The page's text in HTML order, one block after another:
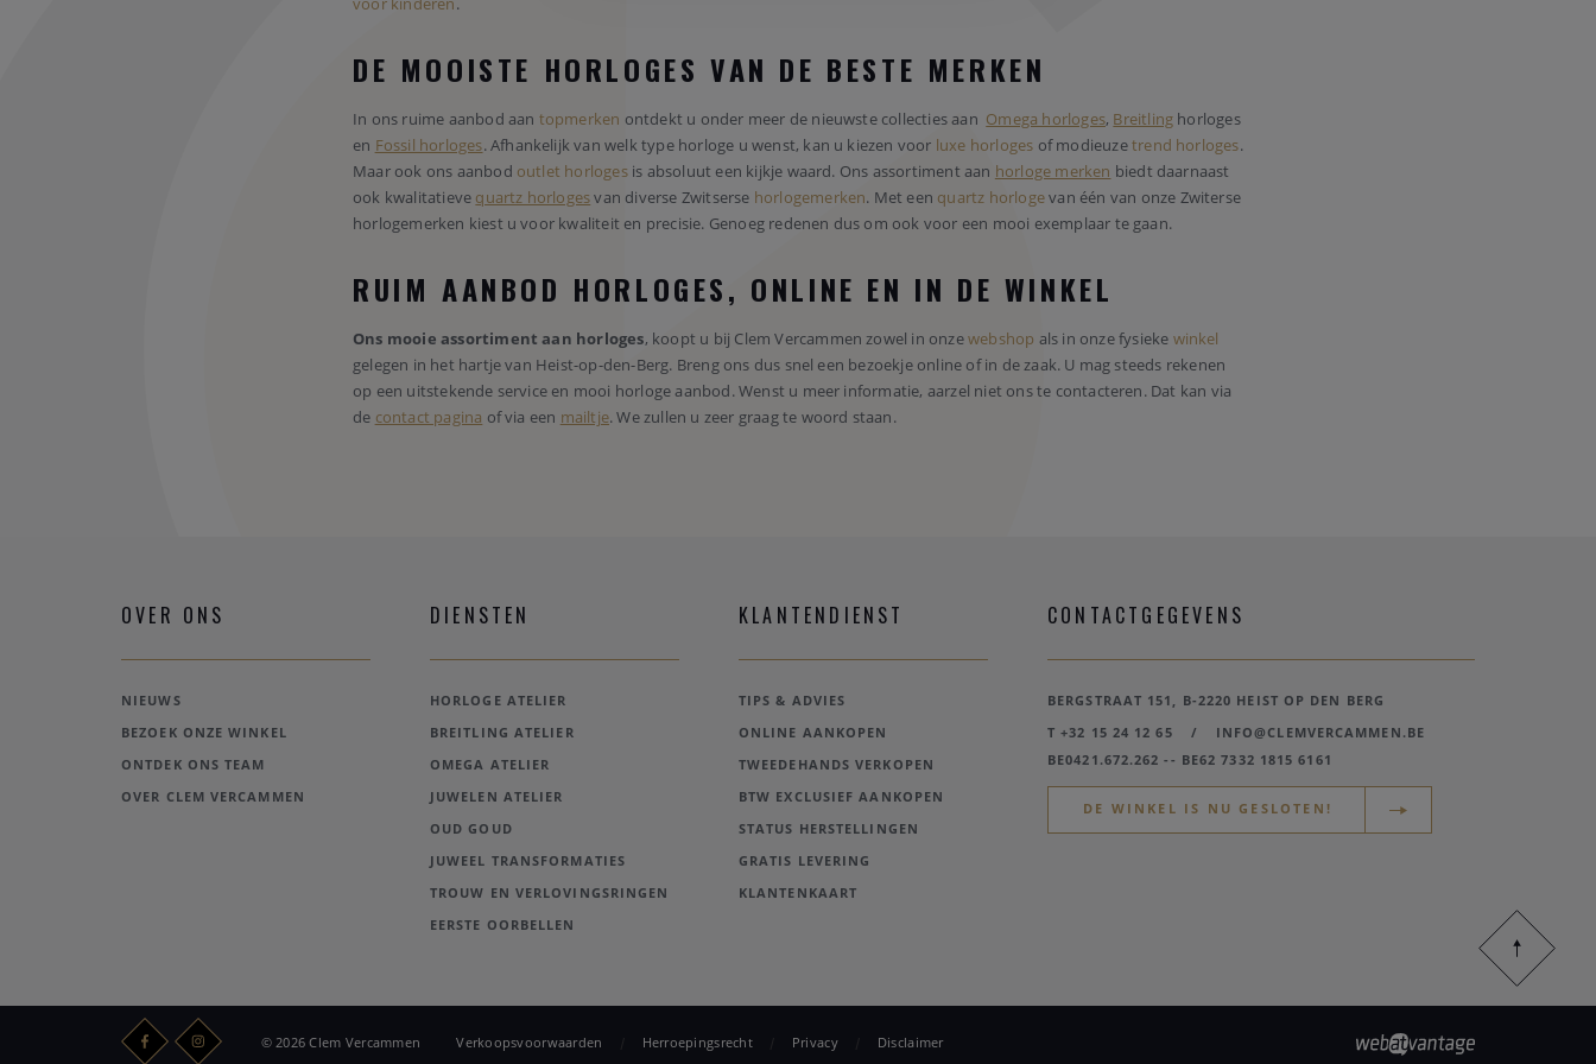
DE MOOISTE HORLOGES VAN DE BESTE MERKEN
In ons ruime aanbod aan topmerken ontdekt u onder meer de nieuwste collecties aan Omega horloges, Breitling horloges
en Fossil horloges. Afhankelijk van welk type horloge u wenst, kan u kiezen voor luxe horloges of modieuzetrend horloges.
Maar ook ons aanbod outlet horlogesis absoluut een kijkje waard. Ons assortiment aan horloge merken biedt daarnaast
ook kwalitatieve quartz horlogesvan diverse Zwitserse horlogemerken. Met een quartz horlogevan één van onze Zwiterse
horlogemerken kiest u voor kwaliteit en precisie. Genoeg redenen dus om ook voor een mooi exemplaar te gaan.
RUIM AANBOD HORLOGES, ONLINE EN IN DE WINKEL
Ons mooie assortiment aan horloges, koopt u bij Clem Vercammen zowel in onzewebshop als in onze fysieke winkel
gelegen in het hartje van Heist-op-den-Berg. Breng ons dus snel een bezoekje online of in de zaak. U mag steeds rekenen
op een uitstekende service en mooi horloge aanbod. Wenst u meer informatie, aarzel niet ons te contacteren. Dat kan via
de contact pagina of via een mailtje. We zullen u zeer graag te woord staan.
OVER ONS
NIEUWS
BEZOEK ONZE WINKEL
ONTDEK ONS TEAM
OVER CLEM VERCAMMEN
DIENSTEN
HORLOGE ATELIER
BREITLING ATELIER
OMEGA ATELIER
JUWELEN ATELIER
OUD GOUD
JUWEEL TRANSFORMATIES
TROUW EN VERLOVINGSRINGEN
EERSTE OORBELLEN
KLANTENDIENST
TIPS & ADVIES
ONLINE AANKOPEN
TWEEDEHANDS VERKOPEN
BTW EXCLUSIEF AANKOPEN
STATUS HERSTELLINGEN
GRATIS LEVERING
KLANTENKAART
CONTACTGEGEVENS
BERGSTRAAT 151, B-2220 HEIST OP DEN BERG
T +32 15 24 12 65
/
INFO@CLEMVERCAMMEN.BE
BE0421.672.262 -- BE62 7332 1815 6161
DE WINKEL IS NU GESLOTEN!
© 2026 Clem Vercammen Verkoopsvoorwaarden Herroepingsrecht Privacy Disclaimer